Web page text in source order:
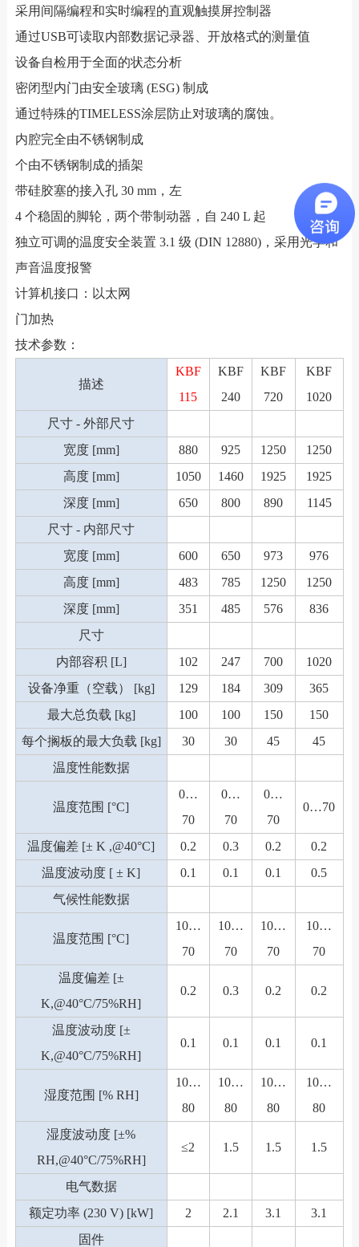
采用间隔编程和实时编程的直观触摸屏控制器
通过USB可读取内部数据记录器、开放格式的测量值
设备自检用于全面的状态分析
密闭型内门由安全玻璃 (ESG) 制成
通过特殊的TIMELESS涂层防止对玻璃的腐蚀。
内腔完全由不锈钢制成
个由不锈钢制成的插架
带硅胶塞的接入孔 30 mm，左
4 个稳固的脚轮，两个带制动器，自 240 L 起
独立可调的温度安全装置 3.1 级 (DIN 12880)，采用光学和
声音温度报警
计算机接口：以太网
门加热
技术参数：
描述
KBF
115
KBF
240
KBF
720
KBF
1020
尺寸 - 外部尺寸
宽度 [mm]
880 925 1250
1250
高度 [mm]
1050 1460 1925
1925
深度 [mm]
650 800 890
1145
尺寸 - 内部尺寸
宽度 [mm]
600 650 973
976
高度 [mm]
483 785 1250
1250
深度 [mm]
351 485 576
836
尺寸
内部容积 [L]
102 247 700
1020
设备净重（空载） [kg]
129 184 309
365
最大总负载 [kg]
100 100 150
150
每个搁板的最大负载 [kg]
30 30 45
45
温度性能数据
温度范围 [°C]
0…
70
0…
70
0…
70
0…70
温度偏差 [± K ,@40°C] 0.2 0.3 0.2
0.2
温度波动度 [ ± K]
0.1 0.1 0.1
0.5
气候性能数据
温度范围 [°C]
10…
70
10…
70
10…
70
10…
70
温度偏差 [±
K,@40°C/75%RH]
0.2 0.3 0.2 0.2
温度波动度 [±
K,@40°C/75%RH]
0.1 0.1 0.1 0.1
湿度范围 [% RH]
10…
80
10…
80
10…
80
10…
80
湿度波动度 [±%
RH,@40°C/75%RH]
≤2 1.5 1.5 1.5
电气数据
额定功率 (230 V) [kW]
2 2.1 3.1
3.1
固件